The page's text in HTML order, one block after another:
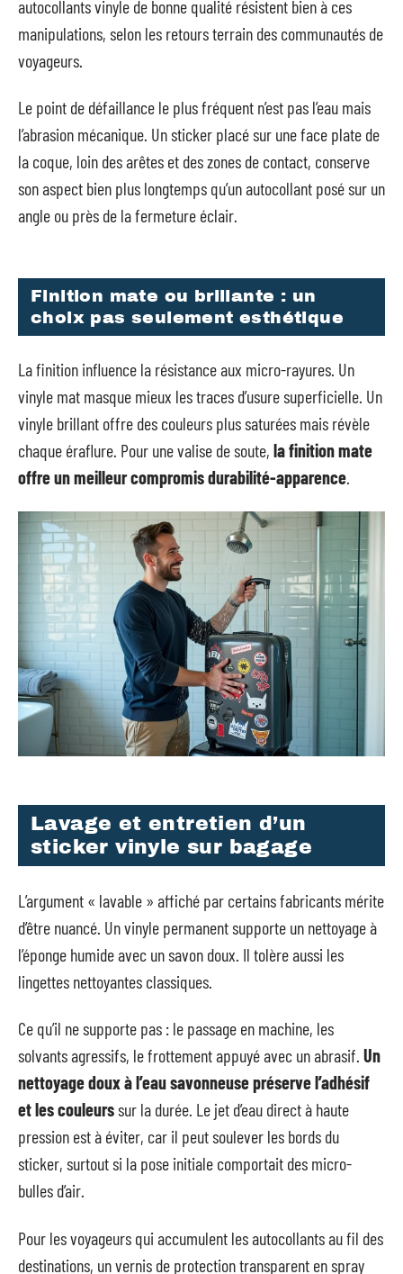
autocollants vinyle de bonne qualité résistent bien à ces
manipulations, selon les retours terrain des communautés de
voyageurs.
Le point de défaillance le plus fréquent n’est pas l’eau mais
l’abrasion mécanique. Un sticker placé sur une face plate de
la coque, loin des arêtes et des zones de contact, conserve
son aspect bien plus longtemps qu’un autocollant posé sur un
angle ou près de la fermeture éclair.
Finition mate ou brillante : un
choix pas seulement esthétique
La finition influence la résistance aux micro-rayures. Un
vinyle mat masque mieux les traces d’usure superficielle. Un
vinyle brillant offre des couleurs plus saturées mais révèle
chaque éraflure. Pour une valise de soute, la finition mate
offre un meilleur compromis durabilité-apparence.
Lavage et entretien d’un
sticker vinyle sur bagage
L’argument « lavable » affiché par certains fabricants mérite
d’être nuancé. Un vinyle permanent supporte un nettoyage à
l’éponge humide avec un savon doux. Il tolère aussi les
lingettes nettoyantes classiques.
Ce qu’il ne supporte pas : le passage en machine, les
solvants agressifs, le frottement appuyé avec un abrasif. Un
nettoyage doux à l’eau savonneuse préserve l’adhésif
et les couleurssur la durée. Le jet d’eau direct à haute
pression est à éviter, car il peut soulever les bords du
sticker, surtout si la pose initiale comportait des micro-
bulles d’air.
Pour les voyageurs qui accumulent les autocollants au fil des
destinations, un vernis de protection transparent en spray